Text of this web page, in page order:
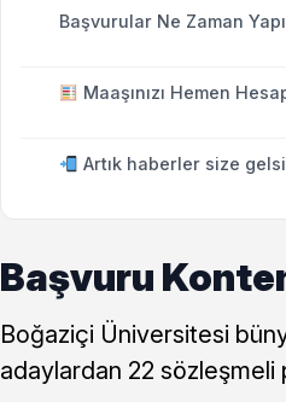
Başvurular Ne Zaman
Maaşınızı Hemen
Artık haberler size
Başvuru
Boğaziçi Üniversitesi
adaylardan 22